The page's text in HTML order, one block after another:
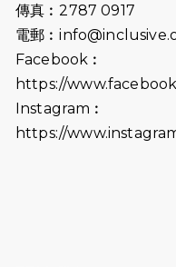
2026-06-25
（
2026-06-18
猛龍
2026-06-11
猛龍
傳真︰2787 0917
電郵︰
Facebook︰
https://
Instagram︰
https://